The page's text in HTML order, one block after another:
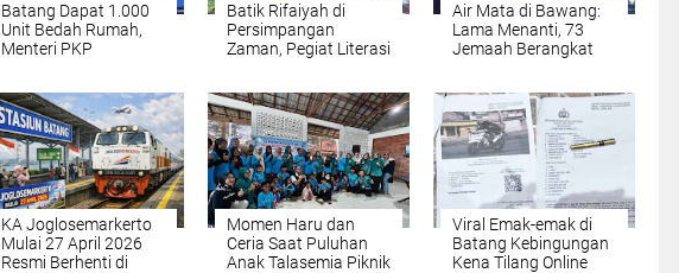
Batang Dapat 1.000
Unit Bedah Rumah,
Menteri PKP
Pengentasan RTLH
Batik Rifaiyah di
Persimpangan
Zaman, Pegiat Literasi
Air Mata di Bawang:
Lama Menanti, 73
Jemaah Berangkat
KA Joglosemarkerto
Mulai 27 April 2026
Resmi Berhenti di
Momen Haru dan
Ceria Saat Puluhan
Anak Talasemia Piknik
Viral Emak-emak di
Batang Kebingungan
Kena Tilang Online